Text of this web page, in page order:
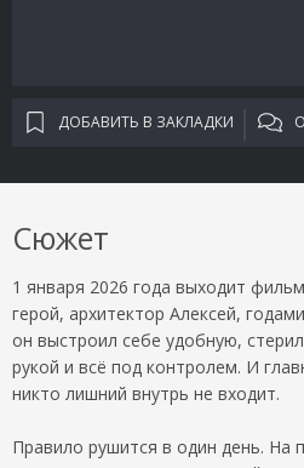
ДОБАВИТЬ В ЗАКЛАДКИ
Сюжет
1 января 2026 года выходит
герой, архитектор Алексей,
он выстроил себе удобную,
рукой и всё под контролем. И
никто лишний внутрь не входит.
Правило рушится в один день.